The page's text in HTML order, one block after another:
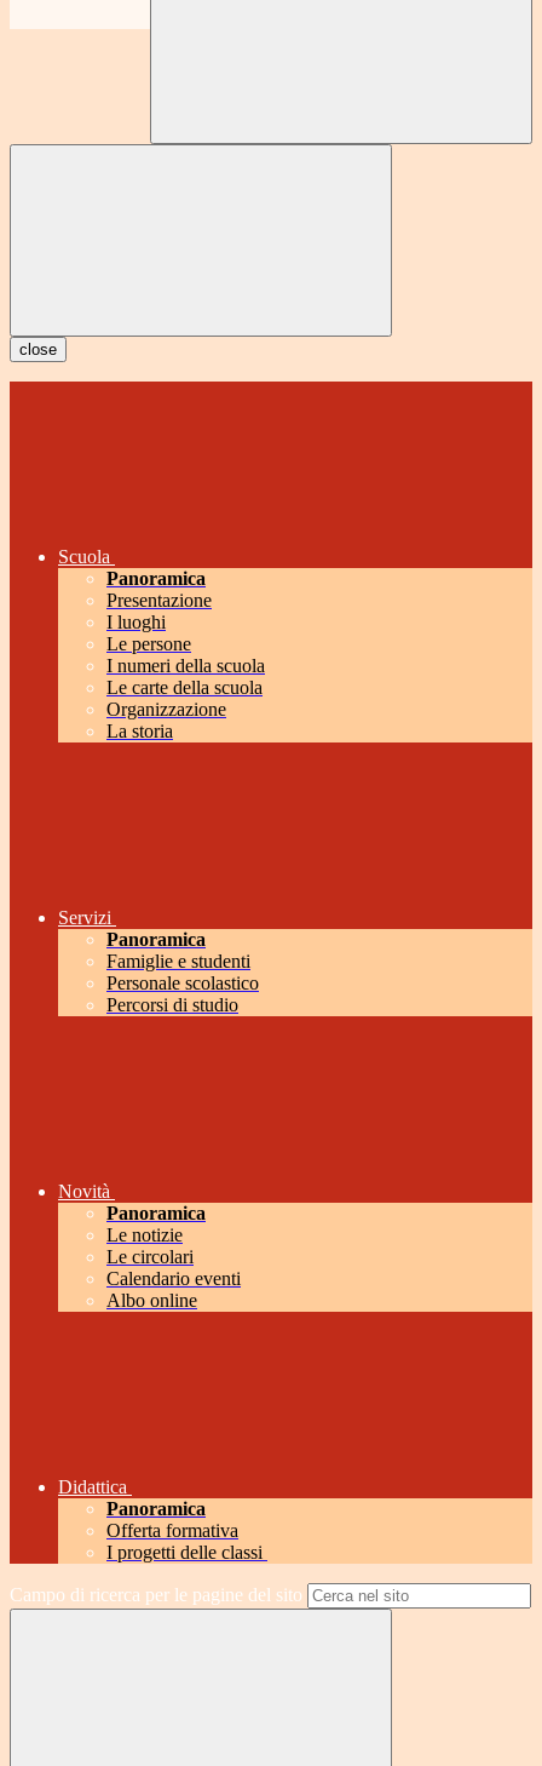
close
Scuola
Panoramica
Presentazione
I luoghi
Le persone
I numeri della scuola
Le carte della scuola
Organizzazione
La storia
Servizi
Panoramica
Famiglie e studenti
Personale scolastico
Percorsi di studio
Novità
Panoramica
Le notizie
Le circolari
Calendario eventi
Albo online
Didattica
Panoramica
Offerta formativa
I progetti delle classi
Campo di ricerca per le pagine del sito